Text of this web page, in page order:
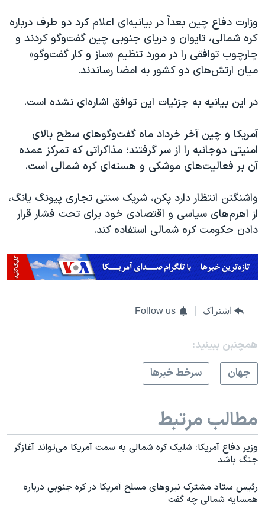
وزارت دفاع چین بعداً در بیانیه‌ای اعلام کرد دو طرف درباره
کره شمالی، تایوان و دریای جنوبی چین گفت‌وگو کردند و
چارچوب توافقی را در مورد تنظیم «ساز و کار گفت‌وگو»
میان ارتش‌های دو کشور به امضا رساندند.
در این بیانیه به جزئیات این توافق اشاره‌ای نشده است.
آمریکا و چین آخر خرداد ماه گفت‌وگوهای سطح بالای
امنیتی دوجانبه را از سر گرفتند؛ مذاکراتی که تمرکز عمده
آن بر فعالیت‌های موشکی و هسته‌ای کره شمالی است.
واشنگتن انتظار دارد پکن، شریک سنتی تجاری پیونگ یانگ،
از اهرم‌های سیاسی و اقتصادی خود برای تحت فشار قرار
دادن حکومت کره شمالی استفاده کند.
اشتراک Follow us
همچنبن ببینید:
جهان
سرخط خبرها
مطالب مرتبط
وزیر دفاع آمریکا: شلیک کره شمالی به سمت آمریکا می‌تواند آغازگر
جنگ باشد
رئیس ستاد مشترک نیروهای مسلح آمریکا در کره جنوبی درباره
همسایه شمالی چه گفت